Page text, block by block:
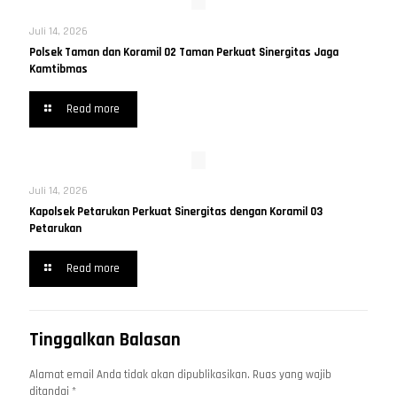
Juli 14, 2026
Polsek Taman dan Koramil 02 Taman Perkuat Sinergitas Jaga
Kamtibmas
Read more
Juli 14, 2026
Kapolsek Petarukan Perkuat Sinergitas dengan Koramil 03
Petarukan
Read more
Tinggalkan Balasan
Alamat email Anda tidak akan dipublikasikan. Ruas yang wajib
ditandai *